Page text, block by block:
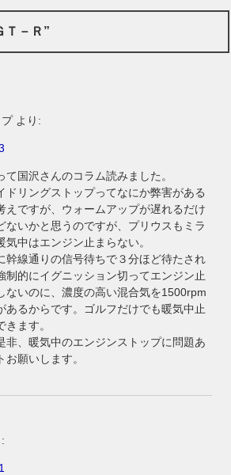
Ｔ－Ｒ”
より:
国沢さんのコラム読みました。
ドリングストップってなにか弊害がある
えですが、ウォームアップが遅れるだけ
ないかと思うのですが、プリウスもミラ
中はエンジン止まらない。
幹線通りの信号待ちで３分ほど待たされ
制的にイグニッション切ってエンジン止
ないのに、濃度の高い混合気を1500rpm
あるからです。ゴルフだけでも暖気中止
ます。
非、暖気中のエンジンストップに問題あ
願いします。